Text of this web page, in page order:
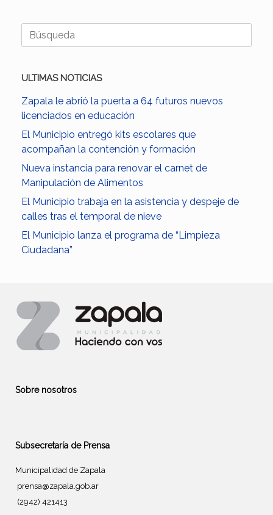
Buscar:
ULTIMAS NOTICIAS
Zapala le abrió la puerta a 64 futuros nuevos
licenciados en educación
El Municipio entregó kits escolares que
acompañan la contención y formación
Nueva instancia para renovar el carnet de
Manipulación de Alimentos
El Municipio trabaja en la asistencia y despeje de
calles tras el temporal de nieve
El Municipio lanza el programa de “Limpieza
Ciudadana”
Sobre nosotros
Subsecretaría de Prensa
Municipalidad de Zapala
prensa@zapala.gob.ar
(2942) 421413